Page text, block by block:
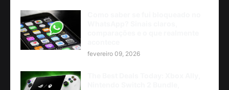
fevereiro 09, 2026